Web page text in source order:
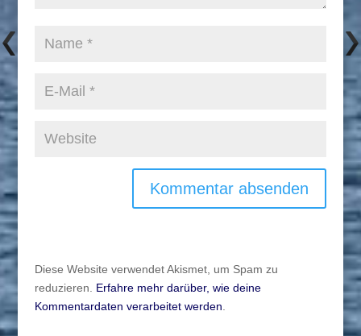
Diese Website verwendet Akismet, um Spam zu
reduzieren. Erfahre mehr darüber, wie deine
Kommentardaten verarbeitet werden